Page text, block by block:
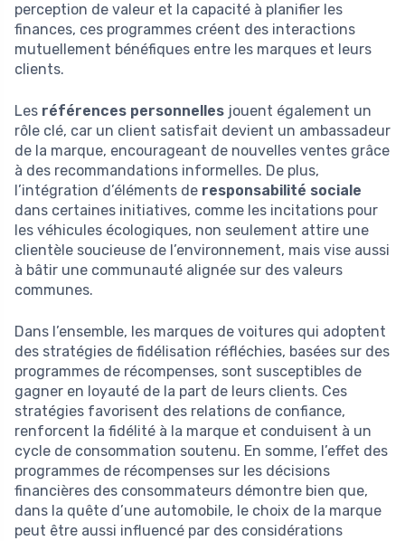
perception de valeur et la capacité à planifier les
finances, ces programmes créent des interactions
mutuellement bénéfiques entre les marques et leurs
clients.
Les références personnelles jouent également un
rôle clé, car un client satisfait devient un ambassadeur
de la marque, encourageant de nouvelles ventes grâce
à des recommandations informelles. De plus,
l’intégration d’éléments de responsabilité sociale
dans certaines initiatives, comme les incitations pour
les véhicules écologiques, non seulement attire une
clientèle soucieuse de l’environnement, mais vise aussi
à bâtir une communauté alignée sur des valeurs
communes.
Dans l’ensemble, les marques de voitures qui adoptent
des stratégies de fidélisation réfléchies, basées sur des
programmes de récompenses, sont susceptibles de
gagner en loyauté de la part de leurs clients. Ces
stratégies favorisent des relations de confiance,
renforcent la fidélité à la marque et conduisent à un
cycle de consommation soutenu. En somme, l’effet des
programmes de récompenses sur les décisions
financières des consommateurs démontre bien que,
dans la quête d’une automobile, le choix de la marque
peut être aussi influencé par des considérations